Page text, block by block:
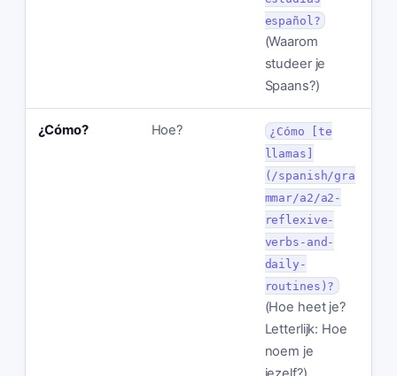
español?
(Waarom
studeer je
Spaans?)
¿Cómo? Hoe?
¿Cómo [te
llamas]
(/spanish/gra
mmar/a2/a2-
reflexive-
verbs-and-
daily-
routines)?
(Hoe heet je?
Letterlijk: Hoe
noem je